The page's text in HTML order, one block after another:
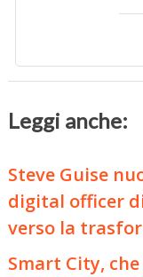
Leggi anche:
Steve Guise
digital officer
verso la
Smart City,